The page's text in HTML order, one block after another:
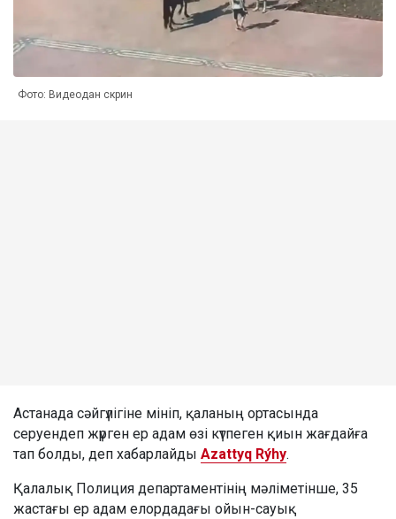
Фото: Видеодан скрин
Астанада сәйгүлігіне мініп, қаланың ортасында
серуендеп жүрген ер адам өзі күтпеген қиын жағдайға
тап болды, деп хабарлайды Azattyq Rýhy.
Қалалық Полиция департаментінің мәліметінше, 35
жастағы ер адам елордадағы ойын-сауық